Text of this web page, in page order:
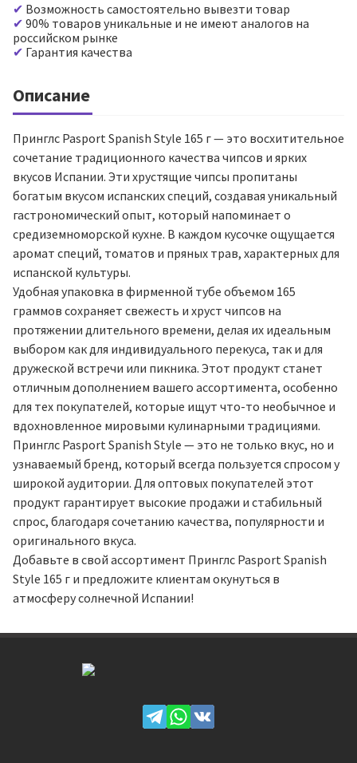
Возможность самостоятельно вывезти товар
90% товаров уникальные и не имеют аналогов на
российском рынке
Гарантия качества
Описание
Принглс Pasport Spanish Style 165 г — это восхитительное
сочетание традиционного качества чипсов и ярких
вкусов Испании. Эти хрустящие чипсы пропитаны
богатым вкусом испанских специй, создавая уникальный
гастрономический опыт, который напоминает о
средиземноморской кухне. В каждом кусочке ощущается
аромат специй, томатов и пряных трав, характерных для
испанской культуры.
Удобная упаковка в фирменной тубе объемом 165
граммов сохраняет свежесть и хруст чипсов на
протяжении длительного времени, делая их идеальным
выбором как для индивидуального перекуса, так и для
дружеской встречи или пикника. Этот продукт станет
отличным дополнением вашего ассортимента, особенно
для тех покупателей, которые ищут что-то необычное и
вдохновленное мировыми кулинарными традициями.
Принглс Pasport Spanish Style — это не только вкус, но и
узнаваемый бренд, который всегда пользуется спросом у
широкой аудитории. Для оптовых покупателей этот
продукт гарантирует высокие продажи и стабильный
спрос, благодаря сочетанию качества, популярности и
оригинального вкуса.
Добавьте в свой ассортимент Принглс Pasport Spanish
Style 165 г и предложите клиентам окунуться в
атмосферу солнечной Испании!